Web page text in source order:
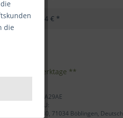
35,24 € *
1-3 Werktage **
3JA29AE
für die EU:
Straße 140, 71034 Böblingen,
die